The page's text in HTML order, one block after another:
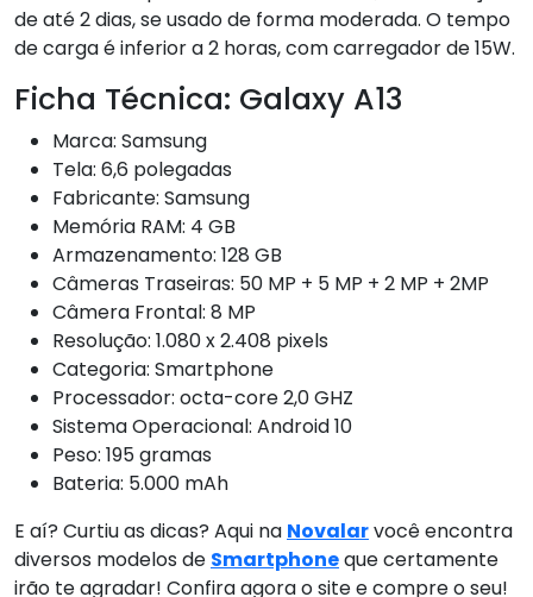
de até 2 dias, se usado de forma moderada. O tempo
de carga é inferior a 2 horas, com carregador de 15W.
Ficha Técnica: Galaxy A13
Marca: Samsung
Tela: 6,6 polegadas
Fabricante: Samsung
Memória RAM: 4 GB
Armazenamento: 128 GB
Câmeras Traseiras: 50 MP + 5 MP + 2 MP + 2MP
Câmera Frontal: 8 MP
Resolução: 1.080 x 2.408 pixels
Categoria: Smartphone
Processador: octa-core 2,0 GHZ
Sistema Operacional: Android 10
Peso: 195 gramas
Bateria: 5.000 mAh
E aí? Curtiu as dicas? Aqui na Novalarvocê encontra
diversos modelos de Smartphoneque certamente
irão te agradar! Confira agora o site e compre o seu!